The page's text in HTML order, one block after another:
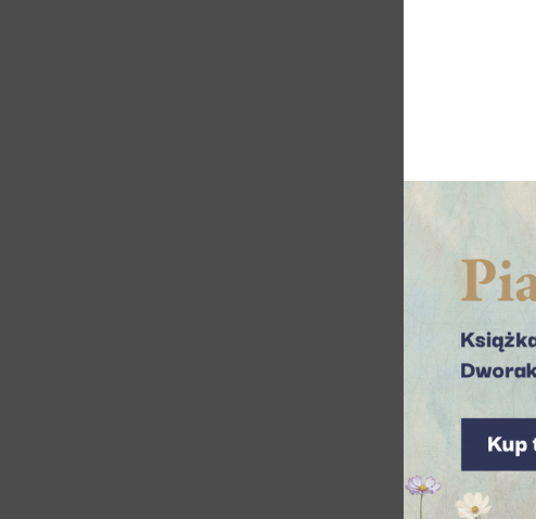
Pan
wojny i
lata
się
Dzięki
nabrały
Pan
Dzięki
miejsc,
Pan